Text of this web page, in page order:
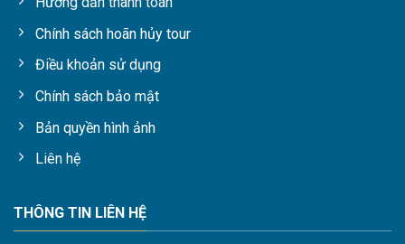
Chính sách hoãn hủy tour
Điều khoản sử dụng
Chính sách bảo mật
Bản quyền hình ảnh
Liên hệ
THÔNG TIN LIÊN HỆ